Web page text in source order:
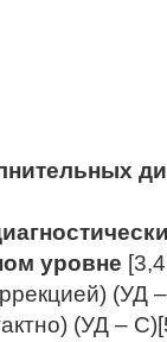
уровне
(УД –
(УД –